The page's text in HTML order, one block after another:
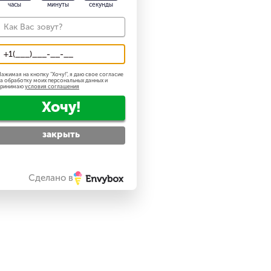
часы минуты секунды
на кнопку "Хочу!", я даю свое согласие
обработку моих персональных данных и
условия соглашения
Хочу!
закрыть
Сделано в